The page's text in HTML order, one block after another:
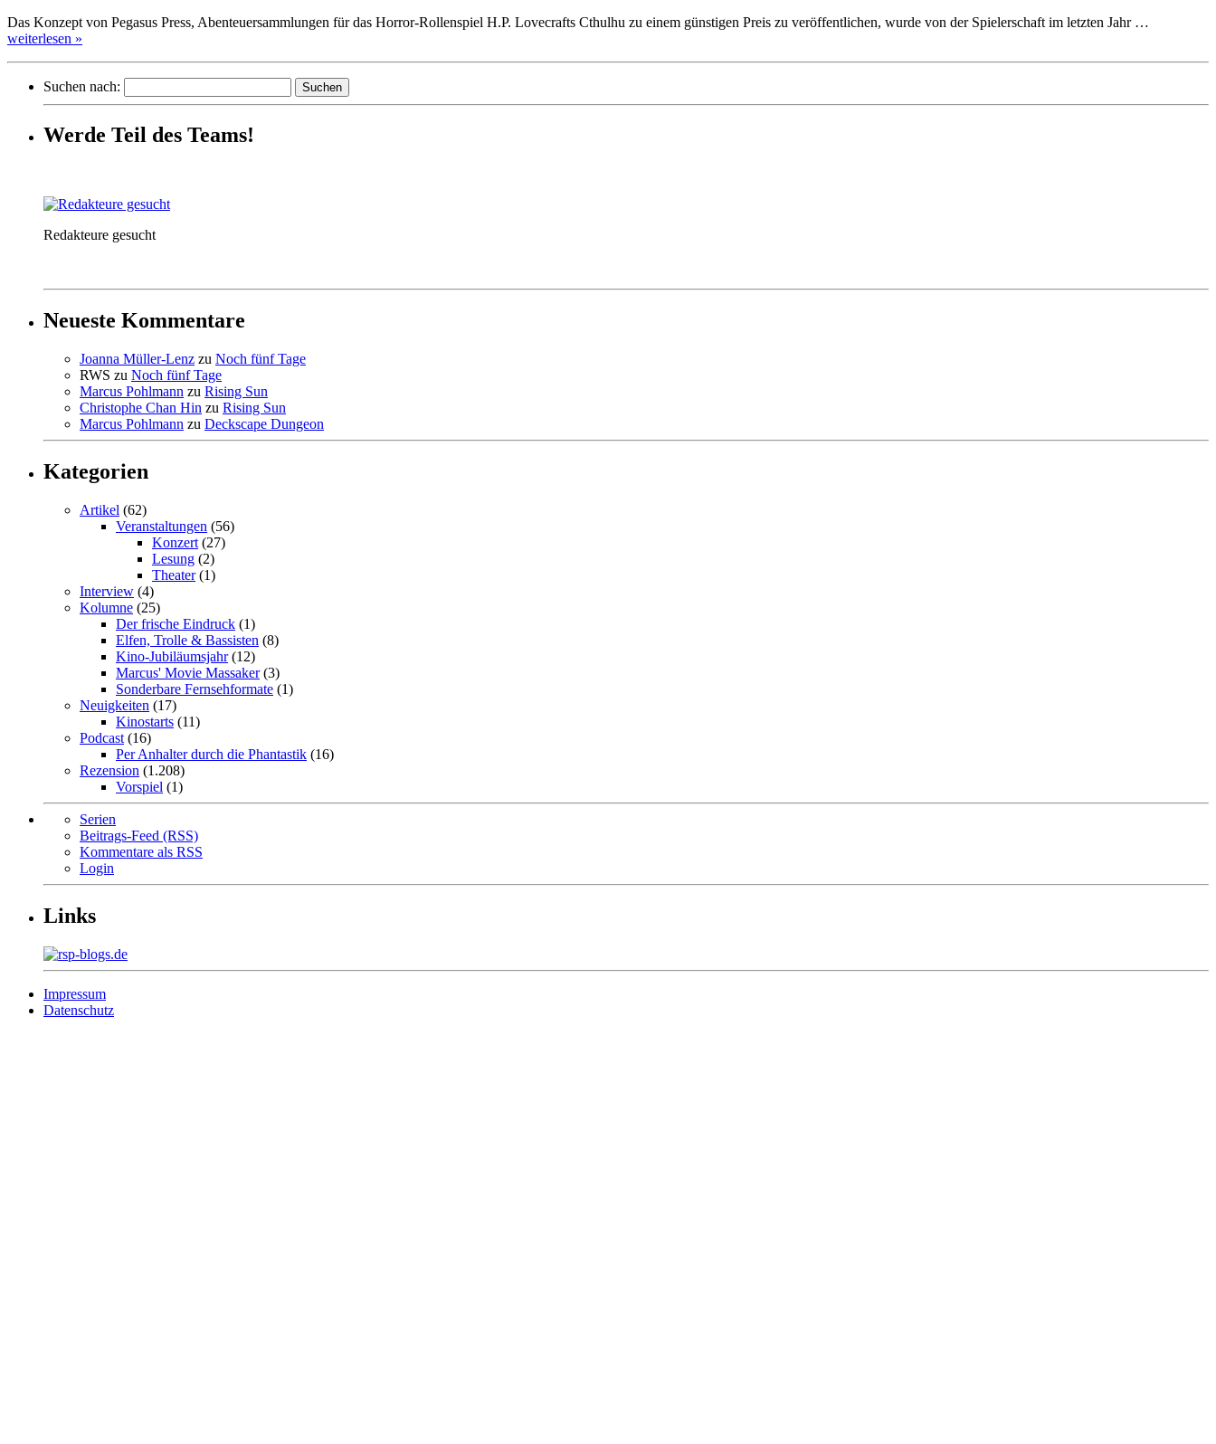
Das Konzept von Pegasus Press, Abenteuersammlungen für das Horror-Rollenspiel H.P. Lovecrafts Cthulhu zu einem günstigen Preis zu veröffentlichen, wurde von der Spielerschaft im letzten Jahr …
weiterlesen »
Suchen nach:
Werde Teil des Teams!
Redakteure gesucht
Neueste Kommentare
Joanna Müller-Lenz zu Noch fünf Tage
RWS zu Noch fünf Tage
Marcus Pohlmann zu Rising Sun
Christophe Chan Hin zu Rising Sun
Marcus Pohlmann zu Deckscape Dungeon
Kategorien
Artikel (62)
Veranstaltungen (56)
Konzert (27)
Lesung (2)
Theater(1)
Interview (4)
Kolumne (25)
Der frische Eindruck (1)
Elfen, Trolle & Bassisten (8)
Kino-Jubiläumsjahr(12)
Marcus' Movie Massaker(3)
Sonderbare Fernsehformate (1)
Neuigkeiten (17)
Kinostarts (11)
Podcast (16)
Per Anhalter durch die Phantastik (16)
Rezension (1.208)
Vorspiel (1)
Serien
Beitrags-Feed (RSS)
Kommentare als RSS
Login
Links
Impressum
Datenschutz